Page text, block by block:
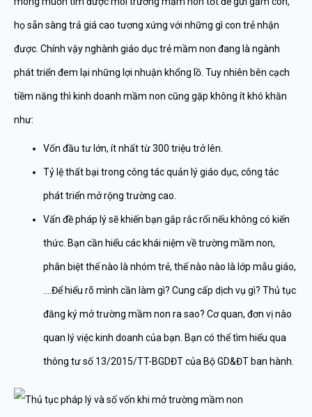
họ sẵn sàng trả giá cao tương xứng với những gì con trẻ nhận
được. Chính vậy nghành giáo dục trẻ mầm non đang là ngành
phát triển đem lại những lợi nhuận khổng lồ. Tuy nhiên bên cạch
tiềm năng thì kinh doanh mầm non cũng gặp không ít khó khăn
như:
Vốn đầu tư lớn, ít nhất từ 300 triệu trở lên.
Tỷ lệ thất bại trong công tác quản lý giáo dục, công tác
phát triển mở rộng trường cao.
Vấn đề pháp lý sẽ khiến bạn gắp rắc rối nếu không có kiến
thức. Bạn cần hiểu các khái niệm về trường mầm non,
phân biệt thế nào là nhóm trẻ, thế nào nào là lớp mẫu giáo,
….Để hiểu rõ mình cần làm gì? Cung cấp dịch vụ gì? Thủ tục
đăng ký mở trường mầm non ra sao? Cơ quan, đơn vị nào
quan lý việc kinh doanh của bạn. Bạn có thể tìm hiểu qua
thông tư số 13/2015/TT-BGDĐT của Bộ GD&ĐT ban hành.